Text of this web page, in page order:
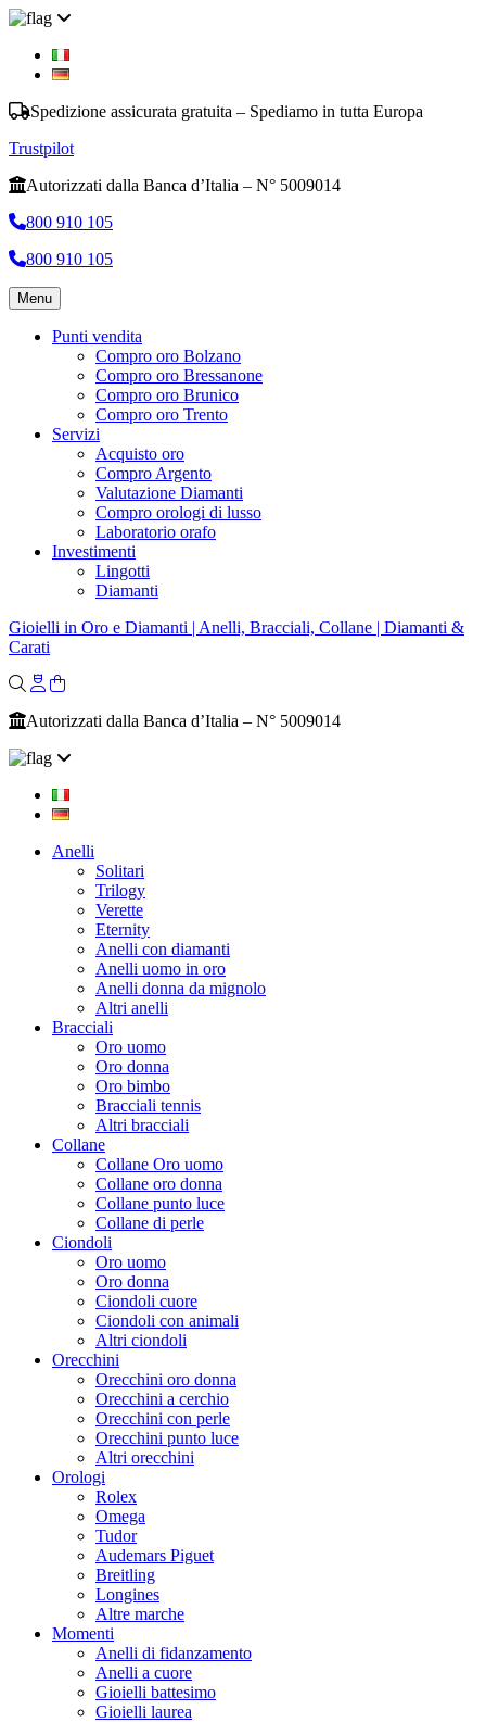
Spedizione assicurata gratuita – Spediamo in tutta Europa
Trustpilot
Autorizzati dalla Banca d’Italia – N° 5009014
800 910 105
800 910 105
Menu
Punti vendita
Compro oro Bolzano
Compro oro Bressanone
Compro oro Brunico
Compro oro Trento
Servizi
Acquisto oro
Compro Argento
Valutazione Diamanti
Compro orologi di lusso
Laboratorio orafo
Investimenti
Lingotti
Diamanti
Gioielli in Oro e Diamanti | Anelli, Bracciali, Collane | Diamanti &
Carati
Autorizzati dalla Banca d’Italia – N° 5009014
Anelli
Solitari
Trilogy
Verette
Eternity
Anelli con diamanti
Anelli uomo in oro
Anelli donna da mignolo
Altri anelli
Bracciali
Oro uomo
Oro donna
Oro bimbo
Bracciali tennis
Altri bracciali
Collane
Collane Oro uomo
Collane oro donna
Collane punto luce
Collane di perle
Ciondoli
Oro uomo
Oro donna
Ciondoli cuore
Ciondoli con animali
Altri ciondoli
Orecchini
Orecchini oro donna
Orecchini a cerchio
Orecchini con perle
Orecchini punto luce
Altri orecchini
Orologi
Rolex
Omega
Tudor
Audemars Piguet
Breitling
Longines
Altre marche
Momenti
Anelli di fidanzamento
Anelli a cuore
Gioielli battesimo
Gioielli laurea